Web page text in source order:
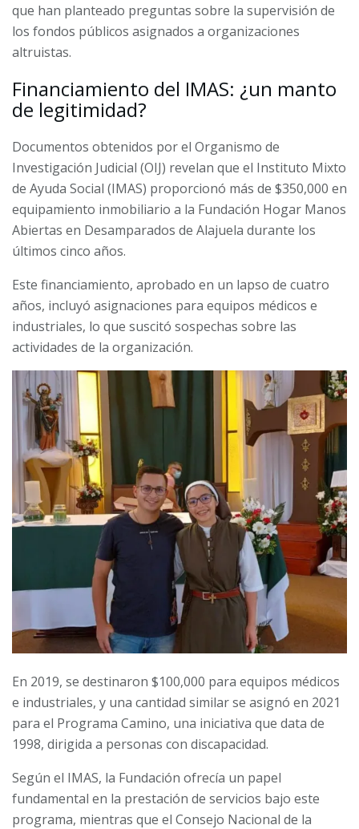
que han planteado preguntas sobre la supervisión de
los fondos públicos asignados a organizaciones
altruistas.
Financiamiento del IMAS: ¿un manto
de legitimidad?
Documentos obtenidos por el Organismo de
Investigación Judicial (OIJ) revelan que el Instituto Mixto
de Ayuda Social (IMAS) proporcionó más de $350,000 en
equipamiento inmobiliario a la Fundación Hogar Manos
Abiertas en Desamparados de Alajuela durante los
últimos cinco años.
Este financiamiento, aprobado en un lapso de cuatro
años, incluyó asignaciones para equipos médicos e
industriales, lo que suscitó sospechas sobre las
actividades de la organización.
En 2019, se destinaron $100,000 para equipos médicos
e industriales, y una cantidad similar se asignó en 2021
para el Programa Camino, una iniciativa que data de
1998, dirigida a personas con discapacidad.
Según el IMAS, la Fundación ofrecía un papel
fundamental en la prestación de servicios bajo este
programa, mientras que el Consejo Nacional de la